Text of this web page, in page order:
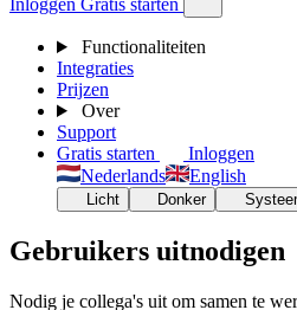
Inloggen Gratis starten
Functionaliteiten
Integraties
Prijzen
Over
Support
Gratis starten
Inloggen
Nederlands
English
Licht Donker
Gebruikers uitnodigen
Nodig je collega's uit om samen te